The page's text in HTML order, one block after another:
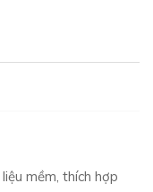
mềm, thích hợp